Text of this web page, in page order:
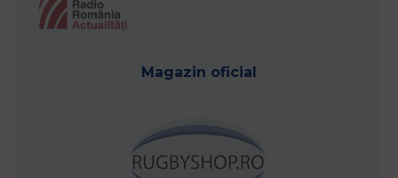
Magazin oficial